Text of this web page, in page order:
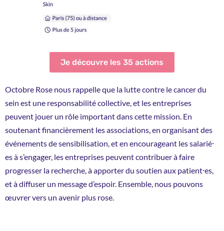
Je découvre les 35 actions
Octobre Rose nous rappelle que la lutte contre le cancer du
sein est une responsabilité collective, et les entreprises
peuvent jouer un rôle important dans cette mission. En
soutenant financièrement les associations, en organisant des
événements de sensibilisation, et en encourageant les salarié⸱
es à s’engager, les entreprises peuvent contribuer à faire
progresser la recherche, à apporter du soutien aux patient⸱es,
et à diffuser un message d’espoir. Ensemble, nous pouvons
œuvrer vers un avenir plus rose.